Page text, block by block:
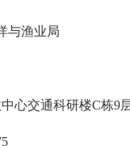
渔业局
交通科研楼C栋9